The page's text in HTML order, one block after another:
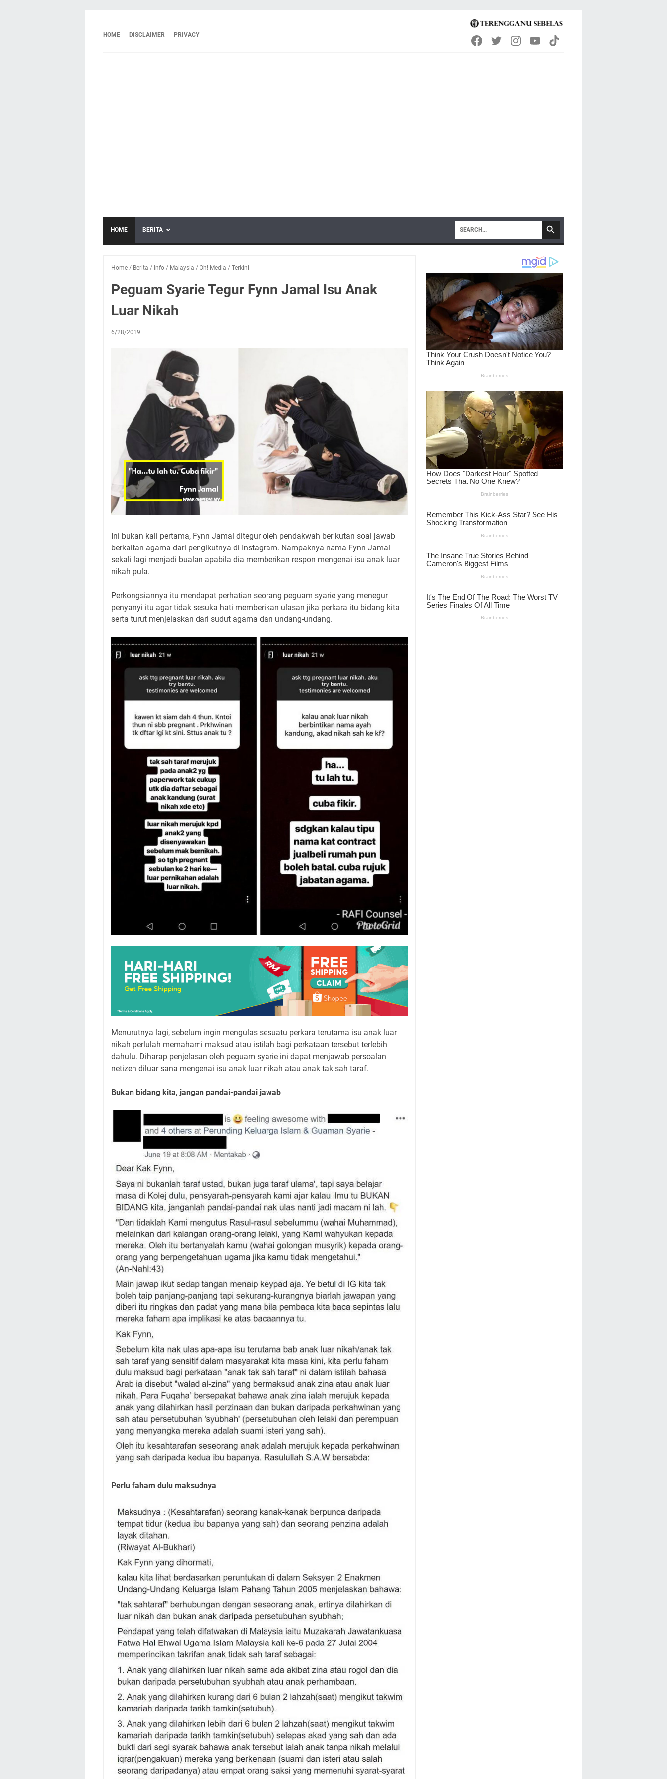
HOME DISCLAIMER PRIVACY
HOME BERITA
Home / Berita / Info / Malaysia / Oh! Media / Terkini
Peguam Syarie Tegur Fynn Jamal Isu Anak
Luar Nikah
6/28/2019
Ini bukan kali pertama, Fynn Jamal ditegur oleh pendakwah berikutan soal jawab
berkaitan agama dari pengikutnya di Instagram. Nampaknya nama Fynn Jamal
sekali lagi menjadi bualan apabila dia memberikan respon mengenai isu anak luar
nikah pula.
Perkongsiannya itu mendapat perhatian seorang peguam syarie yang menegur
penyanyi itu agar tidak sesuka hati memberikan ulasan jika perkara itu bidang kita
serta turut menjelaskan dari sudut agama dan undang-undang.
Menurutnya lagi, sebelum ingin mengulas sesuatu perkara terutama isu anak luar
nikah perlulah memahami maksud atau istilah bagi perkataan tersebut terlebih
dahulu. Diharap penjelasan oleh peguam syarie ini dapat menjawab persoalan
netizen diluar sana mengenai isu anak luar nikah atau anak tak sah taraf.
Bukan bidang kita, jangan pandai-pandai jawab
Perlu faham dulu maksudnya